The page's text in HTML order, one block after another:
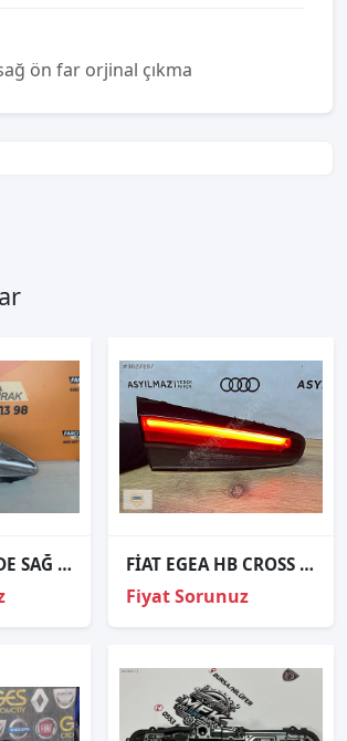
ön far orjinal çıkma
PUNTO GRANDE SAĞ FAR SIFIR İTHAL FİAT EGEA HB CROSS SOL İÇ STOP SIFIR ORJİNAL
Fiyat Sorunuz